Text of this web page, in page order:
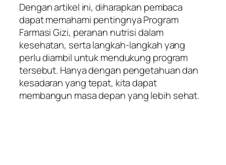
Dengan artikel ini, diharapkan pembaca
dapat memahami pentingnya Program
Farmasi Gizi, peranan nutrisi dalam
kesehatan, serta langkah-langkah yang
perlu diambil untuk mendukung program
tersebut. Hanya dengan pengetahuan dan
kesadaran yang tepat, kita dapat
membangun masa depan yang lebih sehat.